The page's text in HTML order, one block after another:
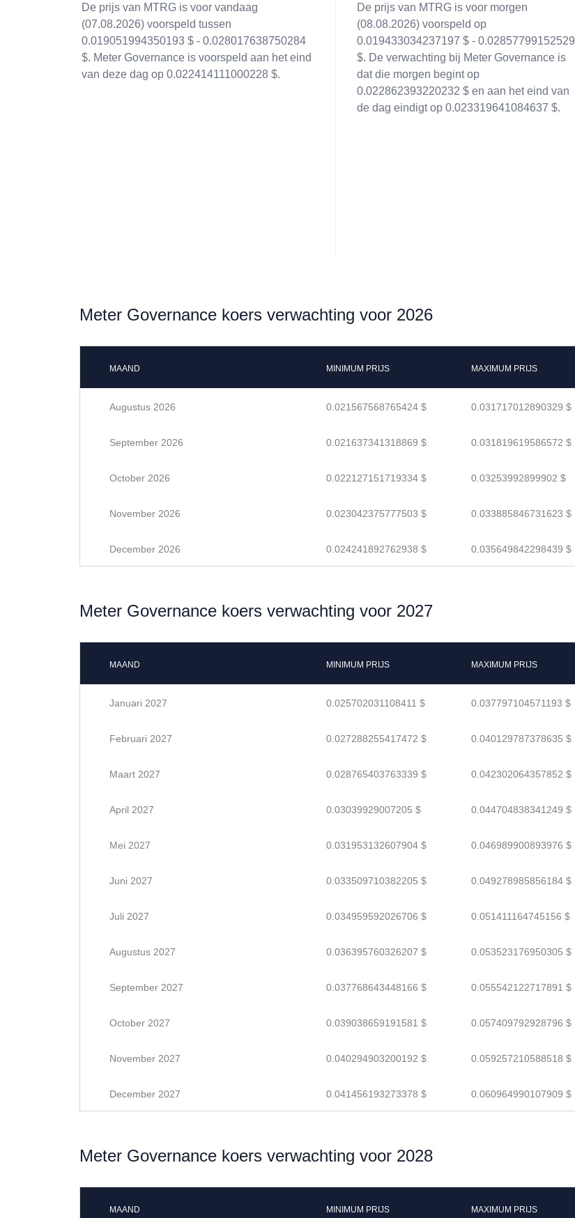
De prijs van MTRG is voor vandaag
(07.08.2026) voorspeld tussen
0.019051994350193 $ - 0.028017638750284
$. Meter Governance is voorspeld aan het eind
van deze dag op 0.022414111000228 $.
De prijs van MTRG is voor morgen
(08.08.2026) voorspeld op
0.019433034237197 $ - 0.02857799152529
$. De verwachting bij Meter Governance is
dat die morgen begint op
0.022862393220232 $ en aan het eind van
de dag eindigt op 0.023319641084637 $.
Meter Governance koers verwachting voor 2026
MAAND MINIMUM PRIJS MAXIMUM PRIJS
Augustus 2026 0.021567568765424 $ 0.031717012890329 $
September 2026 0.021637341318869 $ 0.031819619586572 $
October 2026 0.022127151719334 $ 0.03253992899902 $
November 2026 0.023042375777503 $ 0.033885846731623 $
December 2026 0.024241892762938 $ 0.035649842298439 $
Meter Governance koers verwachting voor 2027
MAAND MINIMUM PRIJS MAXIMUM PRIJS
Januari 2027 0.025702031108411 $ 0.037797104571193 $
Februari 2027 0.027288255417472 $ 0.040129787378635 $
Maart 2027 0.028765403763339 $ 0.042302064357852 $
April 2027 0.03039929007205 $ 0.044704838341249 $
Mei 2027 0.031953132607904 $ 0.046989900893976 $
Juni 2027 0.033509710382205 $ 0.049278985856184 $
Juli 2027 0.034959592026706 $ 0.051411164745156 $
Augustus 2027 0.036395760326207 $ 0.053523176950305 $
September 2027 0.037768643448166 $ 0.055542122717891 $
October 2027 0.039038659191581 $ 0.057409792928796 $
November 2027 0.040294903200192 $ 0.059257210588518 $
December 2027 0.041456193273378 $ 0.060964990107909 $
Meter Governance koers verwachting voor 2028
MAAND MINIMUM PRIJS MAXIMUM PRIJS